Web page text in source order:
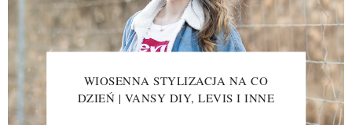
WIOSENNA STYLIZACJA NA CO
DZIEŃ | VANSY DIY, LEVIS I INNE